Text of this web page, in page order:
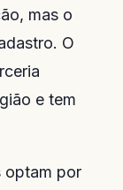
mas o
O
e tem
optam por